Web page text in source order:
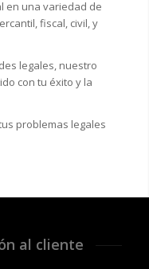
en una variedad de
fiscal, civil, y
legales, nuestro
con tu éxito y la
problemas legales
al cliente